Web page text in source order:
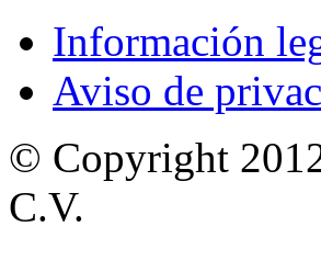
Información
Aviso de
© Copyright
C.V.